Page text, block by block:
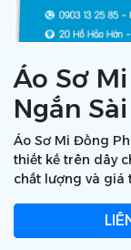
Áo Sơ
Ngắn
Áo Sơ Mi Đồng
thiết kế trên dây
chất lượng và giá